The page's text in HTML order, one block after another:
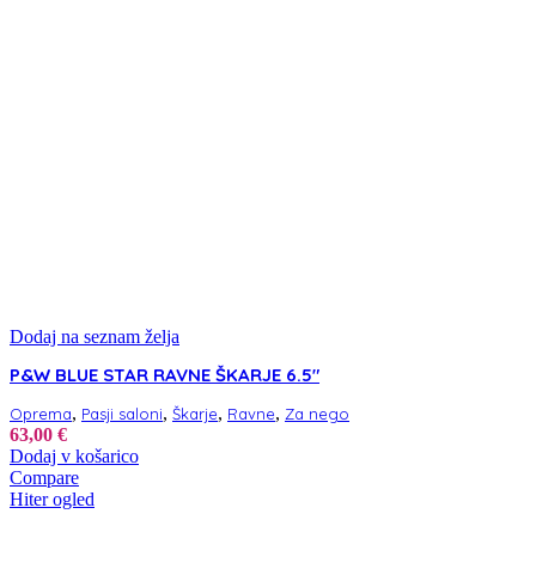
Dodaj na seznam želja
P&W BLUE STAR RAVNE ŠKARJE 6.5″
Oprema, Pasji saloni, Škarje, Ravne, Za nego
63,00 €
Dodaj v košarico
Compare
Hiter ogled